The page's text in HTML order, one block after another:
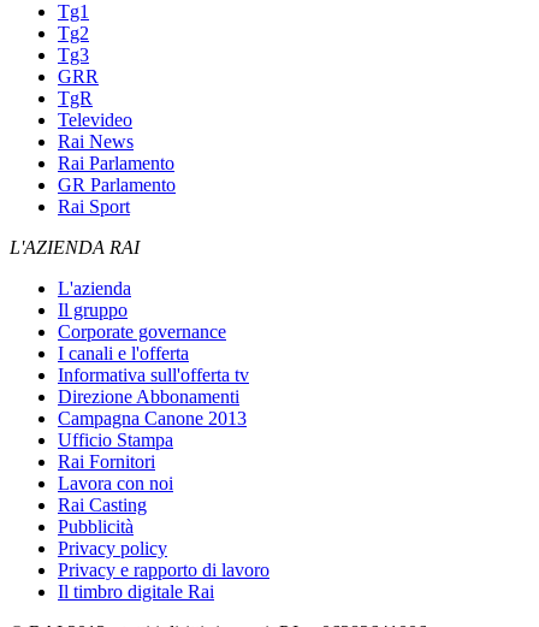
Tg1
Tg2
Tg3
GRR
TgR
Televideo
Rai News
Rai Parlamento
GR Parlamento
Rai Sport
L'AZIENDA RAI
L'azienda
Il gruppo
Corporate governance
I canali e l'offerta
Informativa sull'offerta tv
Direzione Abbonamenti
Campagna Canone 2013
Ufficio Stampa
Rai Fornitori
Lavora con noi
Rai Casting
Pubblicità
Privacy policy
Privacy e rapporto di lavoro
Il timbro digitale Rai